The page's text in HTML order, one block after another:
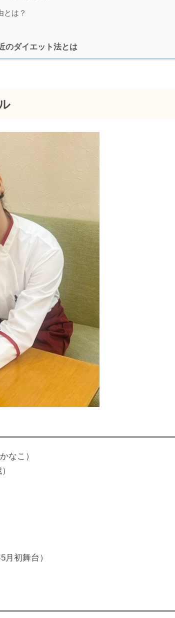
とは？
のダイエット法とは
なこ）
初舞台）